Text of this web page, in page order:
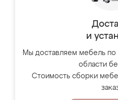
и
Мы доставляем мебель по
области
Стоимость сборки